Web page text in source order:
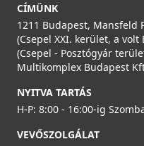
CÍMÜNK
1211 Budapest, Mansfeld
(Csepel XXI. kerület, a volt
(Csepel - Posztógyár
Multikomplex Budapest
NYITVA TARTÁS
H-P: 8:00 - 16:00-ig
VEVŐSZOLGÁLAT